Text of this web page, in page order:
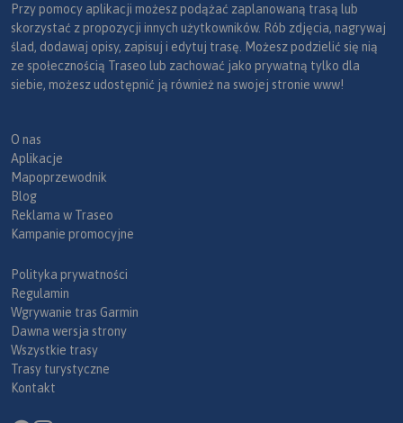
Przy pomocy aplikacji możesz podążać zaplanowaną trasą lub
skorzystać z propozycji innych użytkowników. Rób zdjęcia, nagrywaj
ślad, dodawaj opisy, zapisuj i edytuj trasę. Możesz podzielić się nią
ze społecznością Traseo lub zachować jako prywatną tylko dla
siebie, możesz udostępnić ją również na swojej stronie www!
O nas
Aplikacje
Mapoprzewodnik
Blog
Reklama w Traseo
Kampanie promocyjne
Polityka prywatności
Regulamin
Wgrywanie tras Garmin
Dawna wersja strony
Wszystkie trasy
Trasy turystyczne
Kontakt